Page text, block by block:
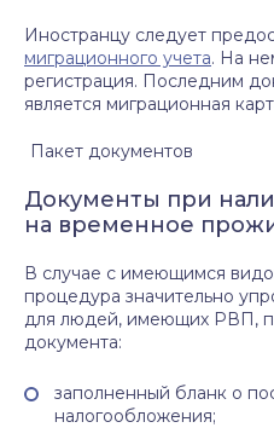
Иностранцу следует
миграционного учета. На
регистрация. Последним
является миграционная
Пакет документов
Документы при
на временное
В случае с имеющимся
процедура значительно
для людей, имеющих РВП,
документа:
заполненный бланк о
налогообложения;